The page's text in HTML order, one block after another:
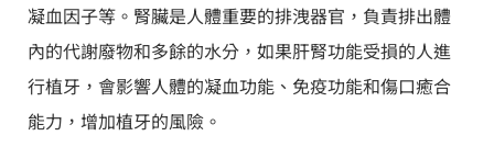
凝血因子等。腎臟是人體重要的排洩器官，負責排出體
內的代謝廢物和多餘的水分，如果肝腎功能受損的人進
行植牙，會影響人體的凝血功能、免疫功能和傷口癒合
能力，增加植牙的風險。